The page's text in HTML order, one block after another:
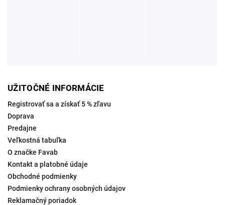
UŽITOČNÉ INFORMÁCIE
Registrovať sa a získať 5 % zľavu
Doprava
Predajne
Veľkostná tabuľka
O značke Favab
Kontakt a platobné údaje
Obchodné podmienky
Podmienky ochrany osobných údajov
Reklamačný poriadok